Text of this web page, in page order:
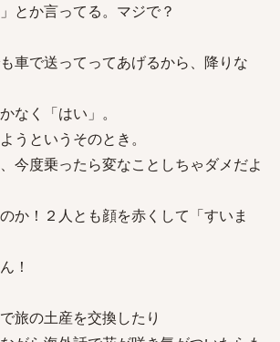
とか言ってる。マジで？
車で送ってってあげるから、降りな
なく「はい」。
うというそのとき。
今度乗ったら変なことしちゃダメだよ
か！２人とも顔を赤くして「すいま
！
旅の土産を交換したり